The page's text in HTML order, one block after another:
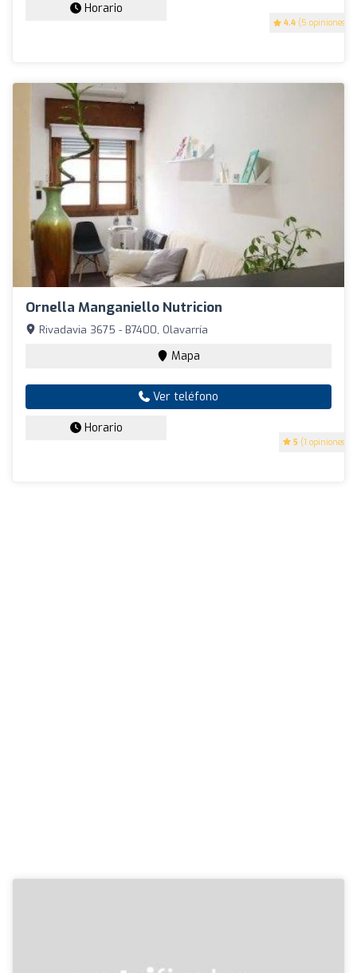
4.4 (5 opiniones)
Horario
Ornella Manganiello Nutricion
5 (1 opiniones)
Rivadavia 3675 - B7400, Olavarría
Mapa
Ver teléfono
Horario